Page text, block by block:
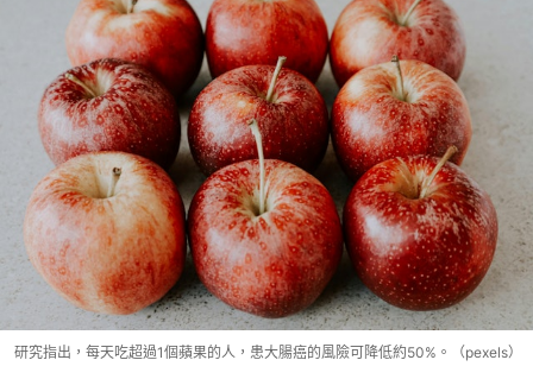
研究指出，每天吃超過1個蘋果的人，患大腸癌的風險可降低約50%。（pexels）